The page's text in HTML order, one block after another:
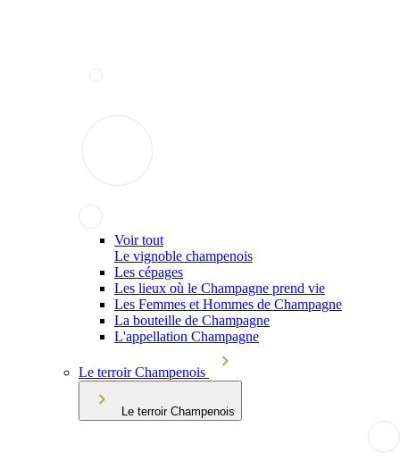
Voir tout
Le vignoble champenois
Les cépages
Les lieux où le Champagne prend vie
Les Femmes et Hommes de Champagne
La bouteille de Champagne
L'appellation Champagne
Le terroir Champenois
Le terroir Champenois